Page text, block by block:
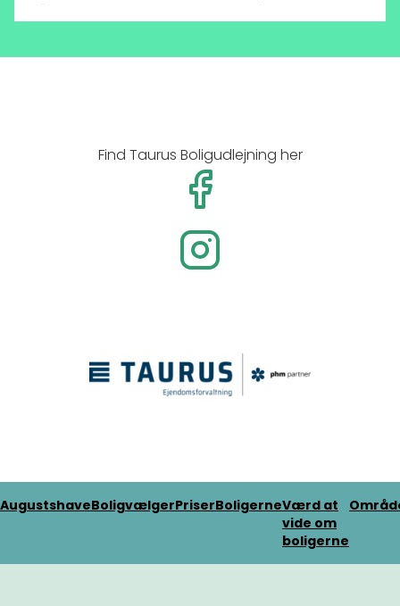
Find Taurus Boligudlejning her
AugustshaveBoligvælgerPriserBoligerneVærd at
vide om
boligerne